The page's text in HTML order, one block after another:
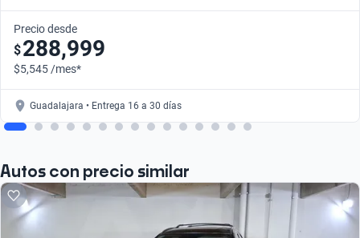
Precio desde
$288,999
$5,545 /mes*
Guadalajara • Entrega 16 a 30 días
Autos con precio similar